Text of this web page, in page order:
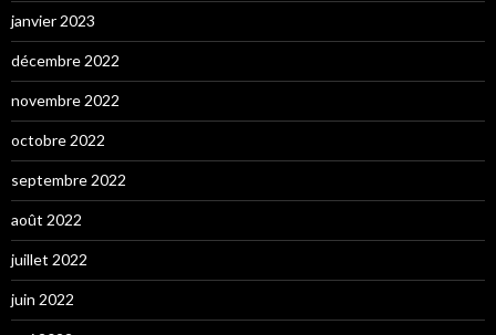
janvier 2023
décembre 2022
novembre 2022
octobre 2022
septembre 2022
août 2022
juillet 2022
juin 2022